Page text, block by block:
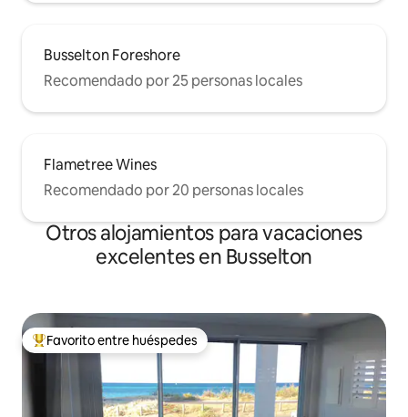
Busselton Foreshore
Recomendado por 25 personas locales
Flametree Wines
Recomendado por 20 personas locales
Otros alojamientos para vacaciones
excelentes en Busselton
Favorito entre huéspedes preferido
Favorito entre huéspedes